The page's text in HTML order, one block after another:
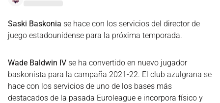
Saski Baskonia se hace con los servicios del director de
juego estadounidense para la próxima temporada.
Wade Baldwin IV se ha convertido en nuevo jugador
baskonista para la campaña 2021-22. El club azulgrana se
hace con los servicios de uno de los bases más
destacados de la pasada Euroleague e incorpora físico y